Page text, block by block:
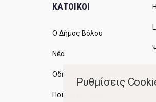
ΚΑΤΟΙΚΟΙ
Ο Δήμος Βόλου
Νέα
Οδηγός του πολίτη
Ποιότητα Ζωής
Ρυθμίσεις